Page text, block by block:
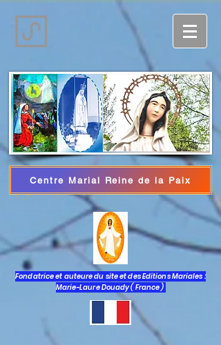
Log In
Centre Marial Reine de la Paix
Fondatrice et auteure du site et des Editions Mariales :
Marie-Laure Douady ( France )